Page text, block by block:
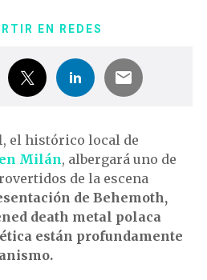
EN REDES
, el histórico local de
Milán, albergará uno de
de la escena
de Behemoth,
death metal polaca
están profundamente